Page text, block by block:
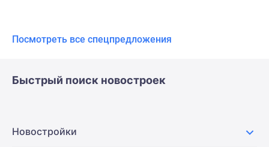
Посмотреть все спецпредложения
Быстрый поиск новостроек
Новостройки